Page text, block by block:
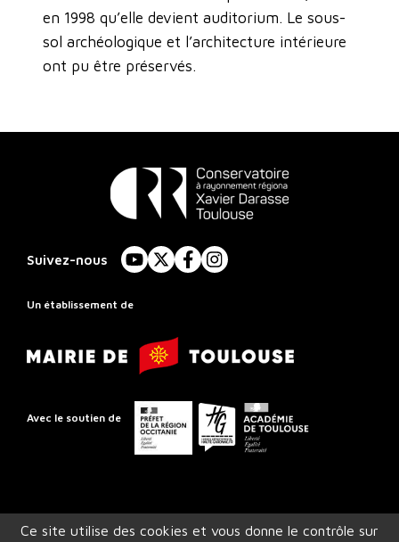
Ce site utilise des cookies et vous donne le contrôle sur
en 1998 qu’elle devient auditorium. Le sous-
sol archéologique et l’architecture intérieure
ont pu être préservés.
Rayonnement
Régional
Toulouse
Suivez-nous
YouTube
X FacebookInstagram
Un établissement de
Mairie
de
Avec le soutien de
Préfet
de
la
Conseil
départemental
Garonne
Académie
de